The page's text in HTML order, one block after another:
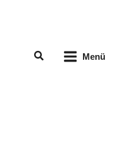
Suchen Menü